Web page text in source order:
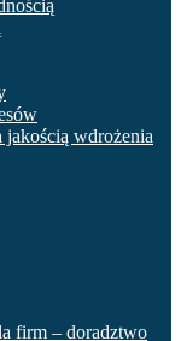
jakością wdrożenia
firm – doradztwo